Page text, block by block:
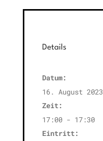
Details
Datum:
16. August 2023
Zeit:
17:00 - 17:30
Eintritt: